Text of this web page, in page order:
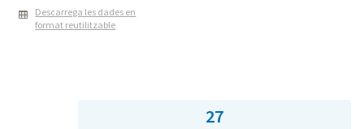
Descarrega les dades en
format reutilitzable
27